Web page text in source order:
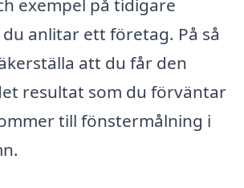
exempel på tidigare
anlitar ett företag. På så
att du får den
resultat som du förväntar
till fönstermålning i